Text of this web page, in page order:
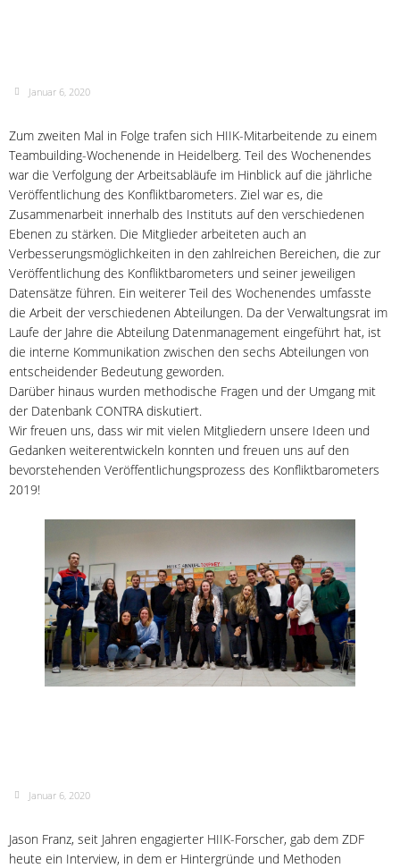
Januar 6, 2020
Zum zweiten Mal in Folge trafen sich HIIK-Mitarbeitende zu einem
Teambuilding-Wochenende in Heidelberg. Teil des Wochenendes
war die Verfolgung der Arbeitsabläufe im Hinblick auf die jährliche
Veröffentlichung des Konfliktbarometers. Ziel war es, die
Zusammenarbeit innerhalb des Instituts auf den verschiedenen
Ebenen zu stärken. Die Mitglieder arbeiteten auch an
Verbesserungsmöglichkeiten in den zahlreichen Bereichen, die zur
Veröffentlichung des Konfliktbarometers und seiner jeweiligen
Datensätze führen. Ein weiterer Teil des Wochenendes umfasste
die Arbeit der verschiedenen Abteilungen. Da der Verwaltungsrat im
Laufe der Jahre die Abteilung Datenmanagement eingeführt hat, ist
die interne Kommunikation zwischen den sechs Abteilungen von
entscheidender Bedeutung geworden.
Darüber hinaus wurden methodische Fragen und der Umgang mit
der Datenbank CONTRA diskutiert.
Wir freuen uns, dass wir mit vielen Mitgliedern unsere Ideen und
Gedanken weiterentwickeln konnten und freuen uns auf den
bevorstehenden Veröffentlichungsprozess des Konfliktbarometers
2019!
Januar 6, 2020
Jason Franz, seit Jahren engagierter HIIK-Forscher, gab dem ZDF
heute ein Interview, in dem er Hintergründe und Methoden